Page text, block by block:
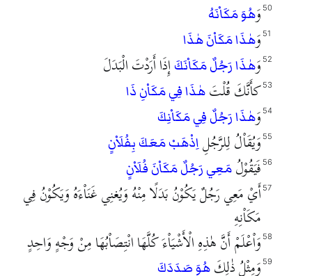
وَهُوَ مَكَاْنَهُ 50
وَهٰذَا مَكَاْنَ هٰذَا 51
وَهٰذَا رَجُلٌ مَكَاْنَكَ إِذَا أَرَدْتَ الْبَدَلَ 52
كأَنَّكَ قُلْتَ هٰذَا فِي مَكَاْنِ ذَا 53
وَهٰذَا رَجُلٌ فِي مَكَاْنِكَ 54
وَيُقَاْلُ لِلرَّجُلِ اِذْهَبْ مَعَكَ بِفُلَاْنٍ 55
فَيَقُوْلُ مَعِي رَجُلٌ مَكَاْنَ فُلَاْنٍ 56
أَيْ مَعِي رَجُلٌ يَكُوْنُ بَدَلًا مِنْهُ وَيُغنِي غَنَاْءَهُ وَيَكُوْنُ فِي
مَكَاْنِهِ
57
وَاْعْلَمْ أَنَّ هٰذِهِ الْأَشْيَاْءَ كُلَّهَا انْتِصَاْبُهَا مِنْ وَجْهٍ وَاحِدٍ 58
وَمِثْلُ ذٰلِكَ هُوَ صَدَدَكَ 59